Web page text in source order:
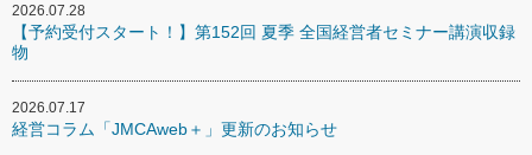
2026.07.28
【予約受付スタート！】第152回 夏季 全国経営者セミナー講演収録
物
2026.07.17
経営コラム「JMCAweb＋」更新のお知らせ